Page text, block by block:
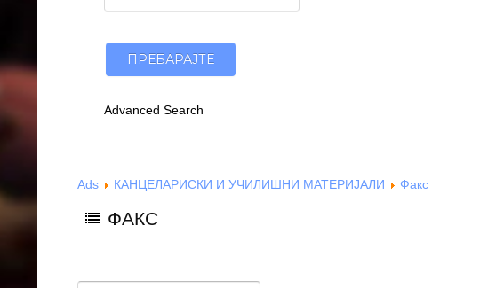
Advanced Search
Ads КАНЦЕЛАРИСКИ И УЧИЛИШНИ МАТЕРИЈАЛИ Факс
ФАКС